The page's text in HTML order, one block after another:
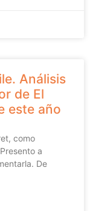
Análisis
de El
este año
como
a
De